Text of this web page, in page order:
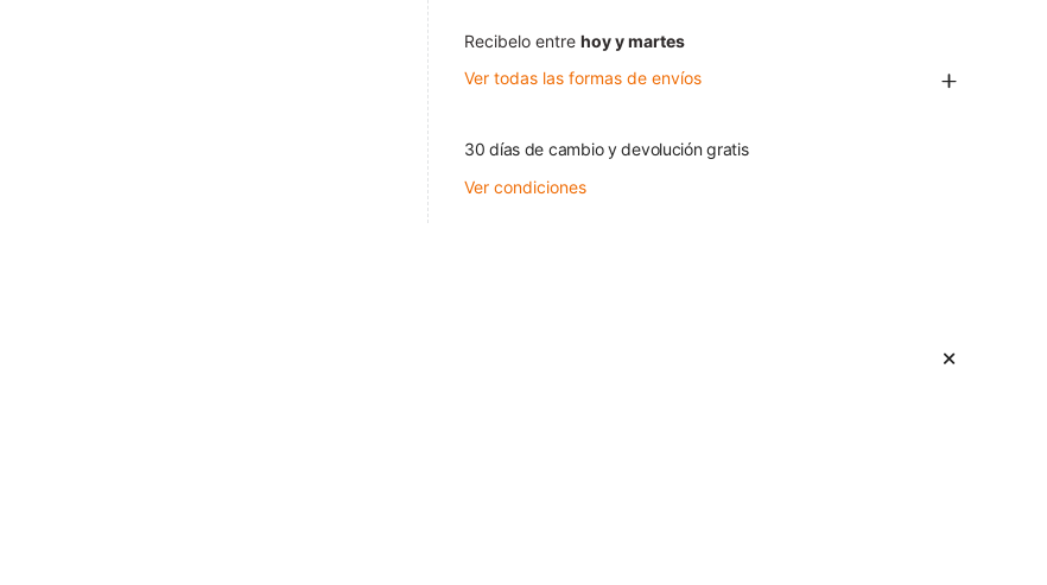
Recibelo entre hoy y martes
Ver todas las formas de envíos
30 días de cambio y devolución gratis
Ver condiciones